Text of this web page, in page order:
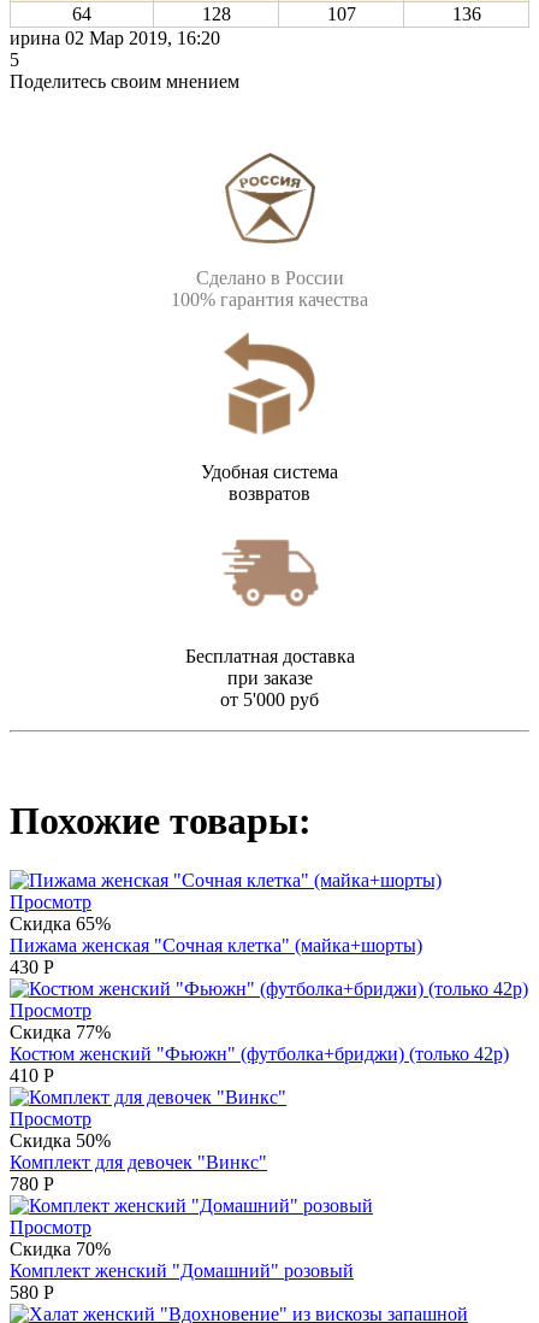
64
128 107
136
ирина 02 Мар 2019, 16:20
5
Поделитесь своим мнением
Сделано в России
100% гарантия качества
Удобная система
возвратов
Бесплатная доставка
при заказе
от 5'000 руб
Похожие товары:
Просмотр
Скидка 65%
Пижама женская "Сочная клетка" (майка+шорты)
430 Р
Просмотр
Скидка 77%
Костюм женский "Фьюжн" (футболка+бриджи) (только 42р)
410 Р
Просмотр
Скидка 50%
Комплект для девочек "Винкс"
780 Р
Просмотр
Скидка 70%
Комплект женский "Домашний" розовый
580 Р